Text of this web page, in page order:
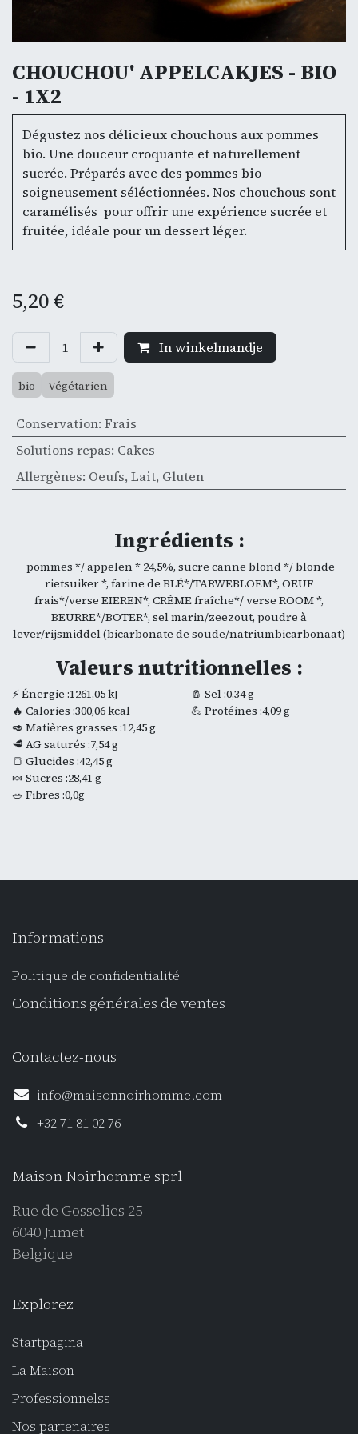
CHOUCHOU' APPELCAKJES - BIO
- 1X2
Dégustez nos délicieux chouchous aux pommes
bio. Une douceur croquante et naturellement
sucrée. Préparés avec des pommes bio
soigneusement séléctionnées. Nos chouchous sont
caramélisés pour offrir une expérience sucrée et
fruitée, idéale pour un dessert léger.
5,20€
In winkelmandje
bio Végétarien
Conservation: Frais
Solutions repas: Cakes
Allergènes: Oeufs, Lait, Gluten
Ingrédients :
pommes */ appelen * 24,5%, sucre canne blond */ blonde
rietsuiker *, farine de BLÉ*/TARWEBLOEM*, OEUF
frais*/verse EIEREN*, CRÈME fraîche*/ verse ROOM *,
BEURRE*/BOTER*, sel marin/zeezout, poudre à
lever/rijsmiddel (bicarbonate de soude/natriumbicarbonaat)
Valeurs nutritionnelles :
⚡ Énergie :1261,05 kJ
🔥 Calories :300,06 kcal
🥑 Matières grasses :12,45 g
🥩 AG saturés :7,54 g
🍞 Glucides :42,45 g
🍬 Sucres :28,41 g
🥗 Fibres :0,0g
🧂 Sel :0,34 g
💪 Protéines :4,09 g
Informations
Politique de confidentialité
Conditions générales de ventes
Contactez-nous
info@maisonnoirhomme.com
+32 71 81 02 76
Maison Noirhomme sprl
Rue de Gosselies 25
6040 Jumet
Belgique
Explorez
Startpagina
La Maison
Professionnelss
Nos partenaires